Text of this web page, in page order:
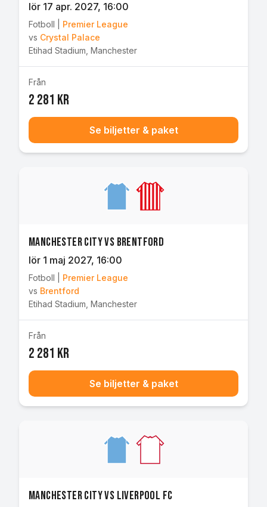
lör 17 apr. 2027, 16:00
Fotboll
Premier League
vs Crystal Palace
Etihad Stadium Manchester
Från
2 281 kr
Se biljetter & paket
Manchester City vs Brentford
lör 1 maj 2027, 16:00
Fotboll
Premier League
vs Brentford
Etihad Stadium Manchester
Från
2 281 kr
Se biljetter & paket
Manchester City vs Liverpool FC